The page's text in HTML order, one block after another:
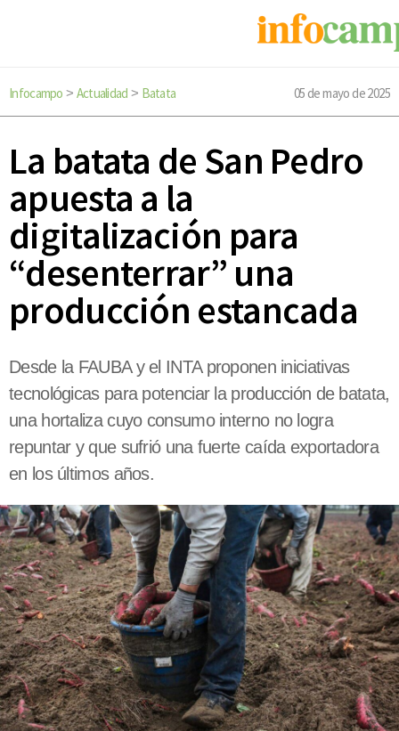
Infocampo > Actualidad > Batata 05 de mayo de 2025
La batata de San Pedro
apuesta a la
digitalización para
“desenterrar” una
producción estancada
Desde la FAUBA y el INTA proponen iniciativas
tecnológicas para potenciar la producción de batata,
una hortaliza cuyo consumo interno no logra
repuntar y que sufrió una fuerte caída exportadora
en los últimos años.